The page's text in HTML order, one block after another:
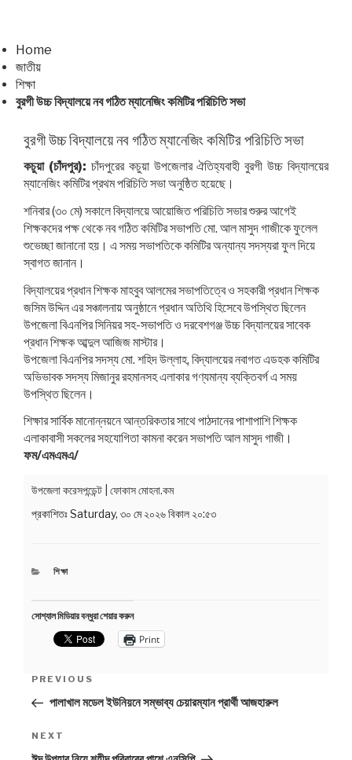
Home
জাতীয়
শিক্ষা
বুরগী উচ্চ বিদ্যালয়ে নব গঠিত ম্যানেজিং কমিটির পরিচিতি সভা
বুরগী উচ্চ বিদ্যালয়ে নব গঠিত ম্যানেজিং কমিটির পরিচিতি সভা
কচুয়া (চাঁদপুর): চাঁদপুরের কচুয়া উপজেলার ঐতিহ্যবাহী বুরগী উচ্চ বিদ্যালয়ের
ম্যানেজিং কমিটির প্রথম পরিচিতি সভা অনুষ্ঠিত হয়েছে।
শনিবার (৩০ মে) সকালে বিদ্যালয়ে আয়োজিত পরিচিতি সভার শুরুর আগেই
শিক্ষকদের পক্ষ থেকে নব গঠিত কমিটির সভাপতি মো. আল মাসুদ গাজীকে ফুলেল
শুভেচ্ছা জানানো হয়। এ সময় সভাপতিকে কমিটির অন্যান্য সদস্যরা ফুল দিয়ে
স্বাগত জানান।
বিদ্যালয়ের প্রধান শিক্ষক মাহবুব আলমের সভাপতিত্বে ও সহকারী প্রধান শিক্ষক
জসিম উদ্দিন এর সঞ্চালনায় অনুষ্ঠানে প্রধান অতিথি হিসেবে উপস্থিত ছিলেন
উপজেলা বিএনপির সিনিয়র সহ-সভাপতি ও দরবেশগঞ্জ উচ্চ বিদ্যালয়ের সাবেক
প্রধান শিক্ষক আব্দুল আজিজ মাস্টার।
উপজেলা বিএনপির সদস্য মো. শহিদ উল্লাহ, বিদ্যালয়ের নবাগত এডহক কমিটির
অভিভাবক সদস্য মিজানুর রহমানসহ এলাকার গণ্যমান্য ব্যক্তিবর্গ এ সময়
উপস্থিত ছিলেন।
শিক্ষার সার্বিক মানোন্নয়নে আন্তরিকতার সাথে পাঠদানের পাশাপাশি শিক্ষক
এলাকাবাসী সকলের সহযোগিতা কামনা করেন সভাপতি আল মাসুদ গাজী।
ফম/এমএমএ/
উপজেলা করেসপন্ডেন্ট | ফোকাস মোহনা.কম
প্রকাশিতঃSaturday, ৩০ মে ২০২৬ বিকাল ২০:৫৩
CATEGORIES
শিক্ষা
সোশ্যাল মিডিয়ার বন্ধুরা শেয়ার করুন
Print
Post
navigation
PREVIOUS
পালাখাল মডেল ইউনিয়নে সম্ভাব্য চেয়ারম্যান প্রার্থী আজহারুল
Next
Post
NEXT